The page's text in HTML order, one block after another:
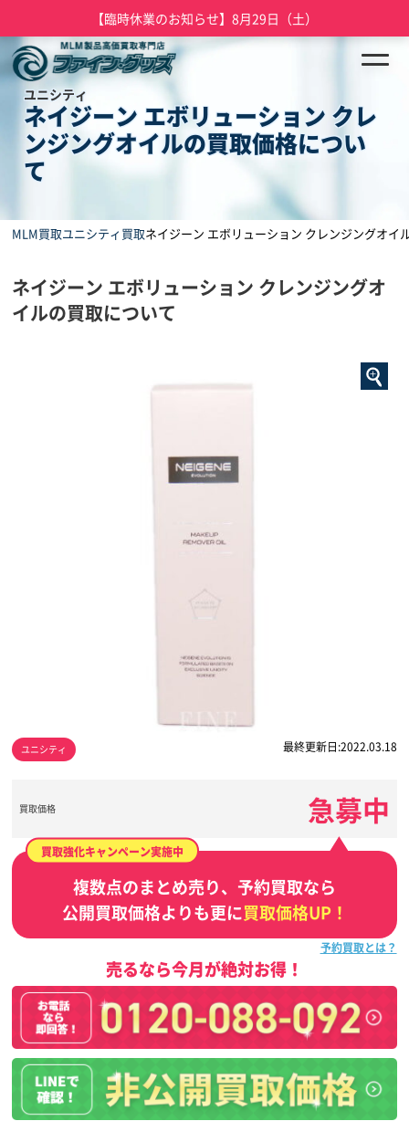
【臨時休業のお知らせ】8月29日（土）
ユニシティ
ネイジーン エボリューション クレ
ンジングオイルの買取価格につい
て
MLM買取ユニシティ買取ネイジーン エボリューション クレンジングオイ
ネイジーン エボリューション クレンジングオ
イルの買取について
ユニシティ 最終更新日:2022.03.18
買取価格 急募中
買取強化キャンペーン実施中
複数点のまとめ売り、予約買取なら
公開買取価格よりも更に買取価格UP！
予約買取とは？
売るなら今月が絶対お得！